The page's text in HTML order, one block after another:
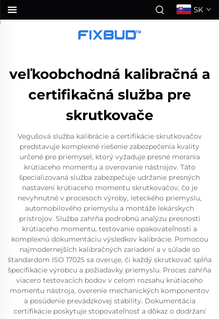
SK
veľkoobchodná kalibračná a
certifikačná služba pre
skrutkovače
Vegušová služba kalibrácie a certifikácie skrutkovačov
predstavuje komplexné riešenie zabezpečenia kvality
určené pre priemysel, ktorý vyžaduje presné merania
krútiaceho momentu a overovanie nástrojov. Táto
špecializovaná služba zabezpečuje udržanie presných
nastavení krútiaceho momentu skrutkovačov, čo je
nevyhnutné v procesoch výroby, leteckého priemyslu,
automobilového priemyslu a montáže lekárskych
prístrojov. Služba zahŕňa podrobnú analýzu presnosti
krútiaceho momentu, testovanie opakovateľnosti a
komplexnú dokumentáciu výsledkov kalibrácie. Pomocou
najmodernejších kalibračných zariadení a v súlade so
štandardom ISO 17025 sa overuje, či každý skrutkovač spĺňa
špecifikácie výrobcu a požiadavky priemyslu. Proces zahŕňa
viacero testovacích bodov v celom rozsahu krútiaceho
momentu nástroja, overenie mechanických komponentov
a posúdenie prevádzkovej stability. Dokumentácia
certifikácie poskytuje stopovateľnosť a dôkaz o dodržaní